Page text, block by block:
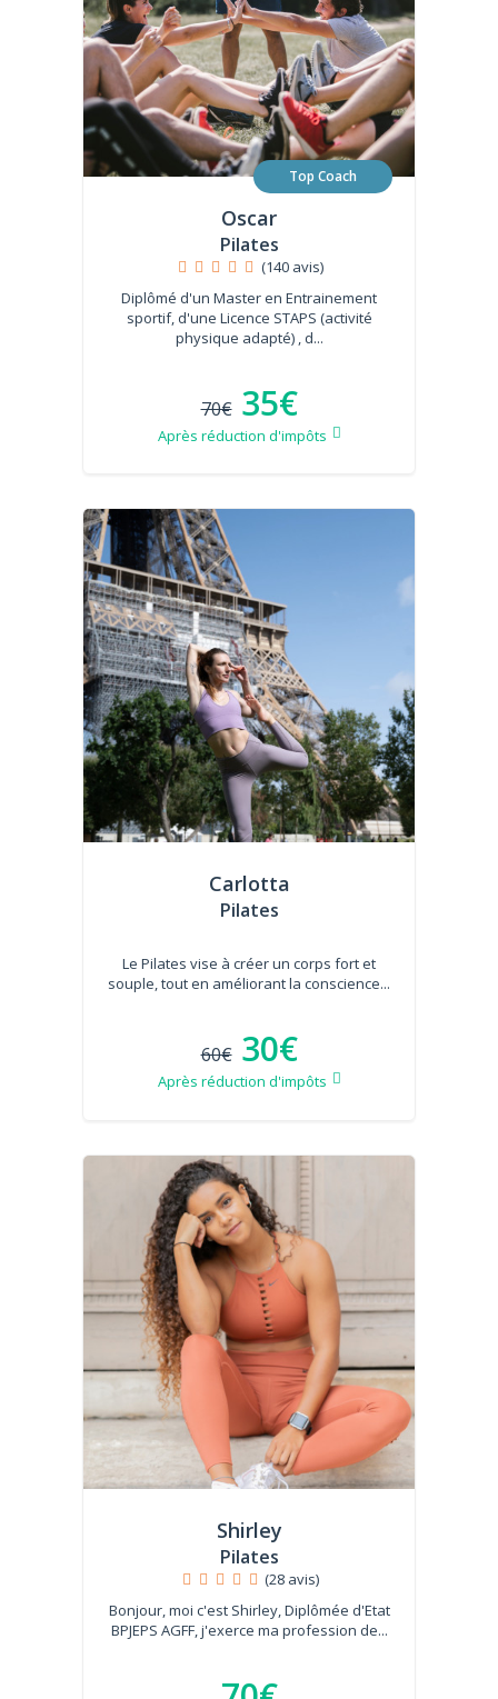
Top Coach
Oscar
Pilates
(140 avis)
Diplômé d'un Master en Entrainement
sportif, d'une Licence STAPS (activité
physique adapté) , d...
70€ 35€
Après réduction d'impôts
Carlotta
Pilates
Le Pilates vise à créer un corps fort et
souple, tout en améliorant la conscience...
60€ 30€
Après réduction d'impôts
Shirley
Pilates
(28 avis)
Bonjour, moi c'est Shirley, Diplômée d'Etat
BPJEPS AGFF, j'exerce ma profession de...